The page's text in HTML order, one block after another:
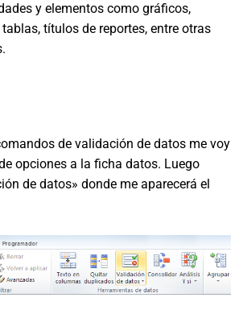
y elementos como gráficos,
títulos de reportes, entre otras
de validación de datos me voy
opciones a la ficha datos. Luego
de datos» donde me aparecerá el